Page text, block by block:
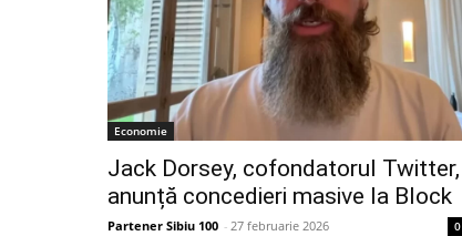
Economie
Jack Dorsey, cofondatorul Twitter,
anunță concedieri masive la Block
Partener Sibiu 100 - 27 februarie 2026 0